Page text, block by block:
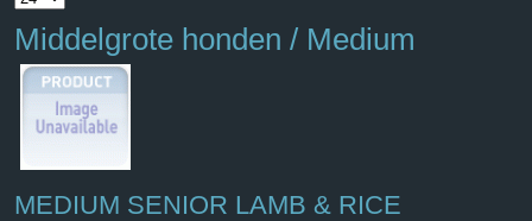
Middelgrote honden / Medium
MEDIUM SENIOR LAMB & RICE